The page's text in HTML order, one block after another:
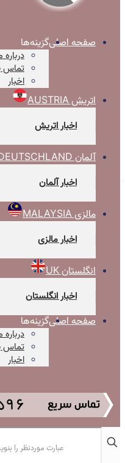
صفحه اصلیگزینه‌ها
درباره
تماس
اخبار
اتریش AUSTRIA
اخبار اتریش
آلمان DEUTSCHLAND
اخبار آلمان
مالزی MALAYSIA
اخبار مالزی
انگلستان UK
اخبار انگلستان
صفحه اصلیگزینه‌ها
درباره
تماس
اخبار